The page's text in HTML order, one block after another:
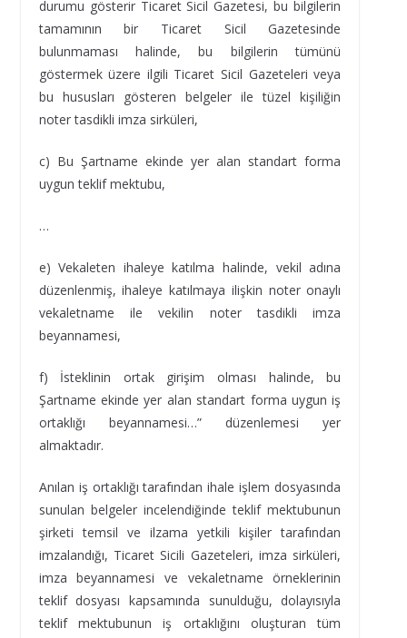
durumu gösterir Ticaret Sicil Gazetesi, bu bilgilerin
tamamının bir Ticaret Sicil Gazetesinde
bulunmaması halinde, bu bilgilerin tümünü
göstermek üzere ilgili Ticaret Sicil Gazeteleri veya
bu hususları gösteren belgeler ile tüzel kişiliğin
noter tasdikli imza sirküleri,
c) Bu Şartname ekinde yer alan standart forma
uygun teklif mektubu,
…
e) Vekaleten ihaleye katılma halinde, vekil adına
düzenlenmiş, ihaleye katılmaya ilişkin noter onaylı
vekaletname ile vekilin noter tasdikli imza
beyannamesi,
f) İsteklinin ortak girişim olması halinde, bu
Şartname ekinde yer alan standart forma uygun iş
ortaklığı beyannamesi…” düzenlemesi yer
almaktadır.
Anılan iş ortaklığı tarafından ihale işlem dosyasında
sunulan belgeler incelendiğinde teklif mektubunun
şirketi temsil ve ilzama yetkili kişiler tarafından
imzalandığı, Ticaret Sicili Gazeteleri, imza sirküleri,
imza beyannamesi ve vekaletname örneklerinin
teklif dosyası kapsamında sunulduğu, dolayısıyla
teklif mektubunun iş ortaklığını oluşturan tüm